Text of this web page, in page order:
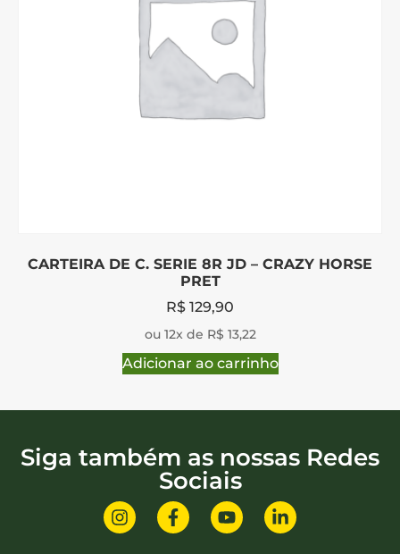
CARTEIRA DE C. SERIE 8R JD – CRAZY HORSE
PRET
R$ 129,90
ou 12x de R$ 13,22
Adicionar ao carrinho
Siga também as nossas Redes
Sociais